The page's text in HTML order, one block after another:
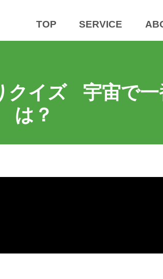
TOP SERVICE
クイズ 宇宙で一
は？